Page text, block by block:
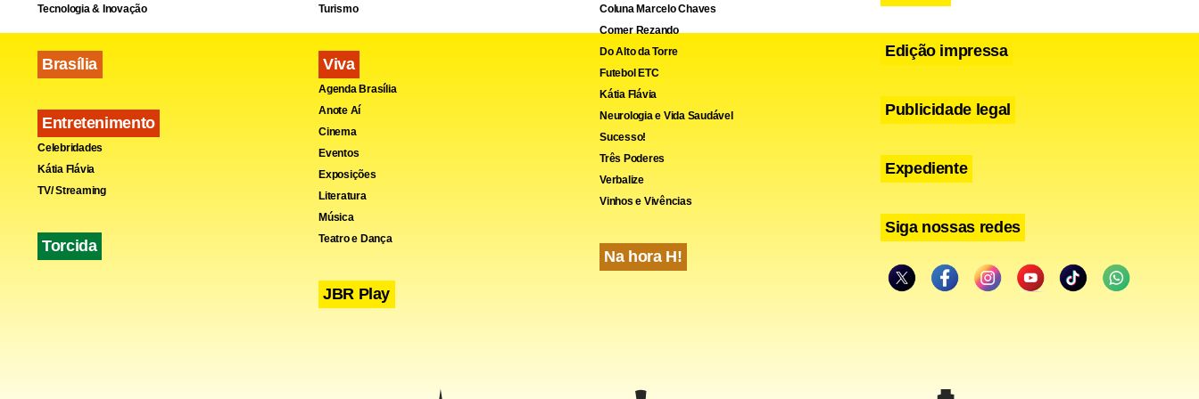
Estadão Conteúdo
Tecnologia & Inovação
Brasília
Entretenimento
Celebridades
Kátia Flávia
TV/ Streaming
Torcida
Turismo
Viva
Agenda Brasília
Anote Aí
Cinema
Eventos
Exposições
Literatura
Música
Teatro e Dança
JBR Play
Coluna Marcelo Chaves
Comer Rezando
Do Alto da Torre
Futebol ETC
Kátia Flávia
Neurologia e Vida Saudável
Sucesso!
Três Poderes
Verbalize
Vinhos e Vivências
Na hora H!
Edição impressa
Publicidade legal
Expediente
Siga nossas redes